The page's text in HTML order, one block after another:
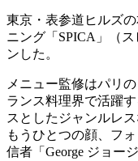
東京・表参道ヒルズ
ニング「SPICA」（
ンした。
メニュー監修はパリ
ランス料理界で活躍
スとしたジャンルレ
もうひとつの顔、フ
信者「George ジョー